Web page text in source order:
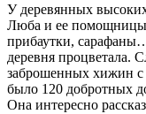
У деревянных высоких
Люба и ее помощницы.
прибаутки,
деревня процветала.
заброшенных хижин
было 120 добротных
Она интересно